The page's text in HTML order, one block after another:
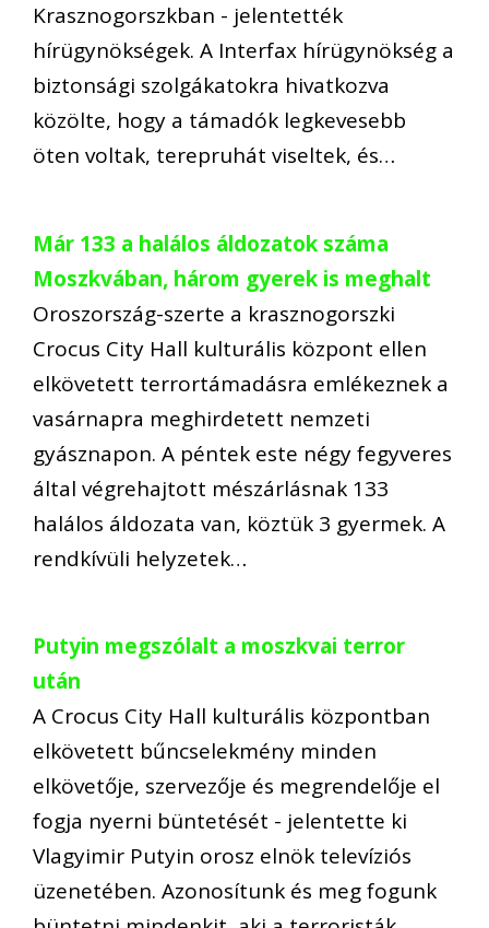
Krasznogorszkban - jelentették
hírügynökségek. A Interfax hírügynökség a
biztonsági szolgákatokra hivatkozva
közölte, hogy a támadók legkevesebb
öten voltak, terepruhát viseltek, és…
Már 133 a halálos áldozatok száma
Moszkvában, három gyerek is meghalt
Oroszország-szerte a krasznogorszki
Crocus City Hall kulturális központ ellen
elkövetett terrortámadásra emlékeznek a
vasárnapra meghirdetett nemzeti
gyásznapon. A péntek este négy fegyveres
által végrehajtott mészárlásnak 133
halálos áldozata van, köztük 3 gyermek. A
rendkívüli helyzetek…
Putyin megszólalt a moszkvai terror
után
A Crocus City Hall kulturális központban
elkövetett bűncselekmény minden
elkövetője, szervezője és megrendelője el
fogja nyerni büntetését - jelentette ki
Vlagyimir Putyin orosz elnök televíziós
üzenetében. Azonosítunk és meg fogunk